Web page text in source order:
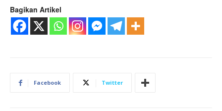
Bagikan Artikel
Facebook Twitter